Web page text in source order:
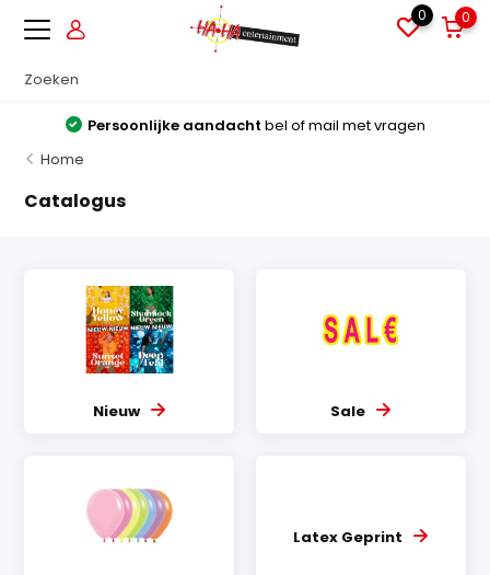
0 0
Persoonlijke aandacht bel of mail met vragen
Home
Catalogus
Nieuw Sale
Latex Geprint